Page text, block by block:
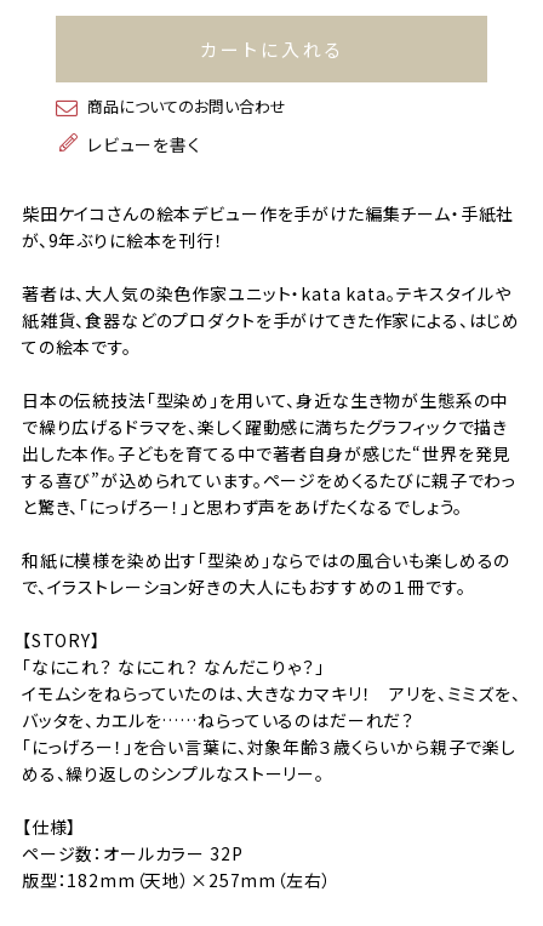
カートに入れる
商品についてのお問い合わせ
レビューを書く
柴田ケイコさんの絵本デビュー作を手がけた編集チーム・手紙社
が、9年ぶりに絵本を刊行！
著者は、大人気の染色作家ユニット・kata kata。テキスタイルや
紙雑貨、食器などのプロダクトを手がけてきた作家による、はじめ
ての絵本です。
日本の伝統技法「型染め」を用いて、身近な生き物が生態系の中
で繰り広げるドラマを、楽しく躍動感に満ちたグラフィックで描き
出した本作。子どもを育てる中で著者自身が感じた“世界を発見
する喜び”が込められています。ページをめくるたびに親子でわっ
と驚き、「にっげろー！」と思わず声をあげたくなるでしょう。
和紙に模様を染め出す「型染め」ならではの風合いも楽しめるの
で、イラストレーション好きの大人にもおすすめの１冊です。
【STORY】
「なにこれ？ なにこれ？ なんだこりゃ？」
イモムシをねらっていたのは、大きなカマキリ！ アリを、ミミズを、
バッタを、カエルを……ねらっているのはだーれだ？
「にっげろー！」を合い言葉に、対象年齢３歳くらいから親子で楽し
める、繰り返しのシンプルなストーリー。
【仕様】
ページ数：オールカラー 32P
版型：182mm（天地）×257mm（左右）